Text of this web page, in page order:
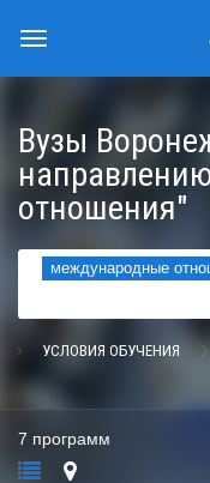
Вузы
отношения"
международные
УСЛОВИЯ ОБУЧЕНИЯ
7 программ